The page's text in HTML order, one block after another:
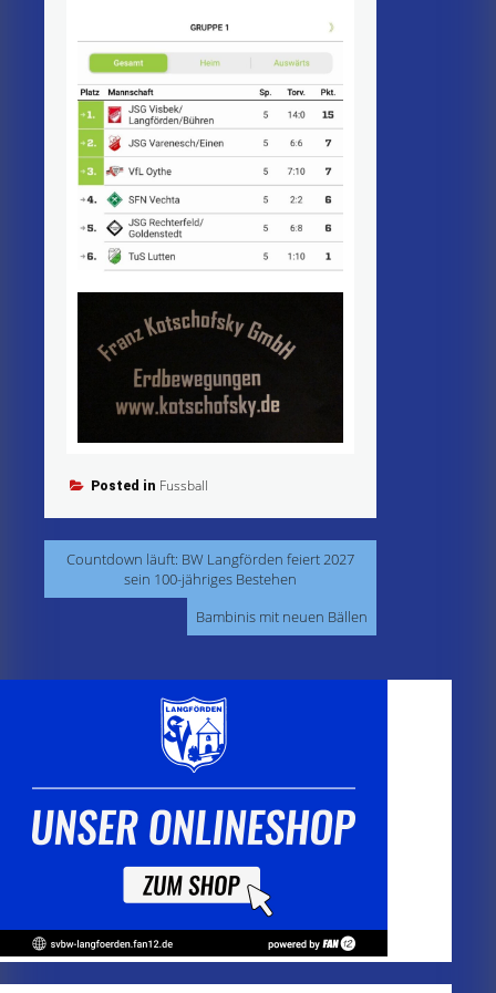
Posted in Fussball
Beitragsnavigation
Countdown läuft: BW Langförden feiert 2027
sein 100-jähriges Bestehen
Bambinis mit neuen Bällen